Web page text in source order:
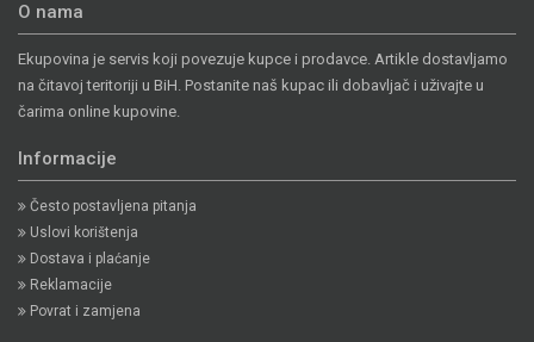
O nama
Ekupovina je servis koji povezuje kupce i prodavce. Artikle dostavljamo
na čitavoj teritoriji u BiH. Postanite naš kupac ili dobavljač i uživajte u
čarima online kupovine.
Informacije
Često postavljena pitanja
Uslovi korištenja
Dostava i plaćanje
Reklamacije
Povrat i zamjena